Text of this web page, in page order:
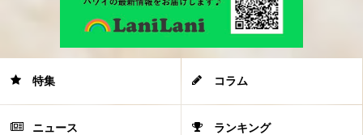
特集 コラム
ニュース ランキング